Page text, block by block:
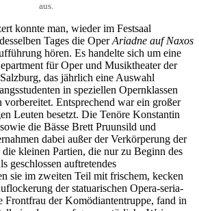
aus.
konnte man, wieder im Festsaal
Tages die OperAriadne auf Naxos
hören. Es handelte sich um eine
für Oper und Musiktheater der
das jährlich eine Auswahl
in speziellen Opernklassen
Entsprechend war ein großer
Leuten besetzt. Die Tenöre Konstantin
die Bässe Brett Pruunsild und
dabei außer der Verkörperung der
kleinen Partien, die nur zu Beginn des
geschlossen auftretendes
sie im zweiten Teil mit frischem, kecken
der statuarischen Opera-seria-
Frontfrau der Komödiantentruppe, fand in